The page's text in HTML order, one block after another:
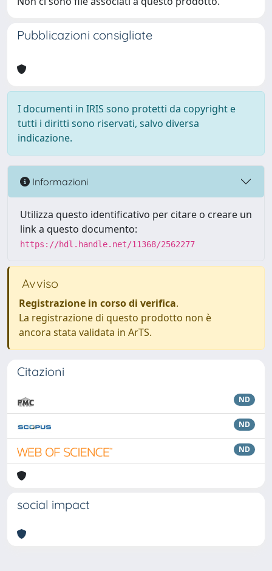
Pubblicazioni consigliate
I documenti in IRIS sono protetti da copyright e
tutti i diritti sono riservati, salvo diversa
indicazione.
Informazioni
Utilizza questo identificativo per citare o creare un
link a questo documento:
https://hdl.handle.net/11368/2562277
Avviso
Registrazione in corso di verifica.
La registrazione di questo prodotto non è
ancora stata validata in ArTS.
Citazioni
ND
ND
ND
social impact